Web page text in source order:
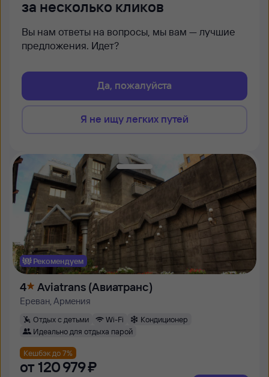
за несколько кликов
Вы нам ответы на вопросы, мы вам — лучшие
предложения. Идет?
Да, пожалуйста
Я не ищу легких путей
Рекомендуем
4 Aviatrans (Авиатранс)
Ереван, Армения
Отдых с детьми Wi-Fi
Кондиционер
Идеально для отдыха парой
Кешбэк до 7%
от 120 ⁠979 ⁠₽